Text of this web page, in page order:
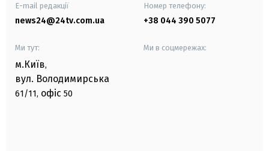
E-mail редакції
news24@24tv.com.ua
Номер телефону:
+38 044 390 5077
Ми тут:
м.Київ,
вул. Володимирська
61/11, офіс 50
Ми в соцмережах: